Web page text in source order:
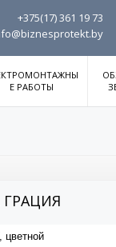
+375(17)361 19 73
Е РАБОТЫ
цветной